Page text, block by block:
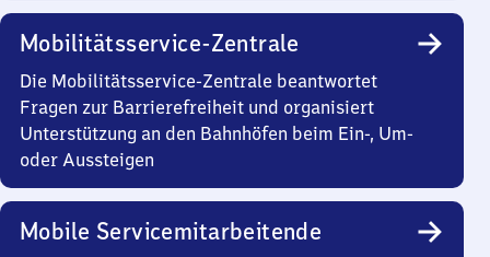
Mobilitätsservice-Zentrale
Die Mobilitätsservice-Zentrale beantwortet
Fragen zur Barrierefreiheit und organisiert
Unterstützung an den Bahnhöfen beim Ein-, Um-
oder Aussteigen
Mobile Servicemitarbeitende